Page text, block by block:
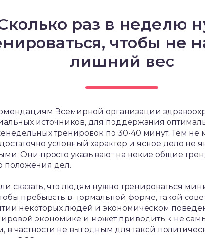
раз в неделю
чтобы не
лишний вес
Всемирной организации
источников, для поддержания
тренировок по 30-40 минут. Тем не
условный характер и ясное дело не
Они просто указывают на некие общие
положения дел.
сказать, что людям нужно тренироваться
пребывать в нормальной форме, такой
некоторых людей и экономическом
экономике и может приводить к не
в частности не выгодным для такой